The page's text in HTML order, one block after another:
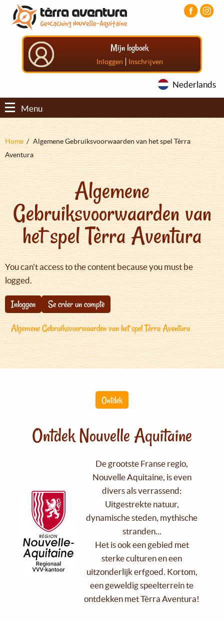
Overslaan
naar
Aller
menu
principal
Aller
pied
Mijn logboek
Inloggen | Inschrijven
Nederlands
Menu
Kruimelpad
Home
Algemene Gebruiksvoorwaarden van het spel Tèrra
Aventura
Algemene
Gebruiksvoorwaarden van
het spel Tèrra Aventura
You can't access to the content because you must be
logged.
Inloggen
Se créer un compte
Algemene Gebruiksvoorwaarden van het spel Tèrra Aventura
Ontdek
Ontdek Nouvelle Aquitaine
De grootste Franse regio,
Nouvelle Aquitaine, is even
divers als verrassend:
Uitgestrekte natuur,
dynamische steden, mythische
stranden...
Het is ook een gebied met
sterke culturen en een
uitzonderlijk erfgoed. Kortom,
een geweldig speelterrein te
ontdekken met Tèrra Aventura!